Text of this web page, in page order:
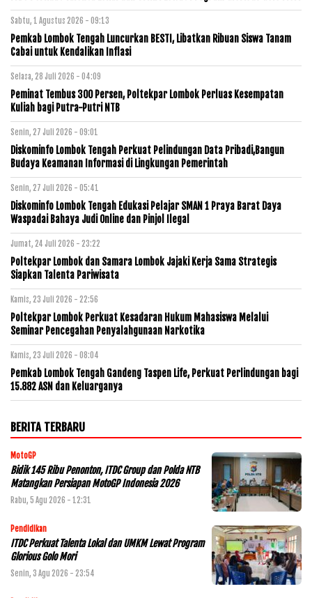
Sabtu, 1 Agustus 2026 - 09:13
Pemkab Lombok Tengah Luncurkan BESTI, Libatkan Ribuan Siswa Tanam
Cabai untuk Kendalikan Inflasi
Selasa, 28 Juli 2026 - 04:09
Peminat Tembus 300 Persen, Poltekpar Lombok Perluas Kesempatan
Kuliah bagi Putra-Putri NTB
Senin, 27 Juli 2026 - 09:01
Diskominfo Lombok Tengah Perkuat Pelindungan Data Pribadi,Bangun
Budaya Keamanan Informasi di Lingkungan Pemerintah
Senin, 27 Juli 2026 - 05:41
Diskominfo Lombok Tengah Edukasi Pelajar SMAN 1 Praya Barat Daya
Waspadai Bahaya Judi Online dan Pinjol Ilegal
Jumat, 24 Juli 2026 - 23:22
Poltekpar Lombok dan Samara Lombok Jajaki Kerja Sama Strategis
Siapkan Talenta Pariwisata
Kamis, 23 Juli 2026 - 22:56
Poltekpar Lombok Perkuat Kesadaran Hukum Mahasiswa Melalui
Seminar Pencegahan Penyalahgunaan Narkotika
Kamis, 23 Juli 2026 - 08:04
Pemkab Lombok Tengah Gandeng Taspen Life, Perkuat Perlindungan bagi
15.882 ASN dan Keluarganya
BERITA TERBARU
MotoGP
Bidik 145 Ribu Penonton, ITDC Group dan Polda NTB
Matangkan Persiapan MotoGP Indonesia 2026
Rabu, 5 Agu 2026 - 12:31
Pendidikan
ITDC Perkuat Talenta Lokal dan UMKM Lewat Program
Glorious Golo Mori
Senin, 3 Agu 2026 - 23:54